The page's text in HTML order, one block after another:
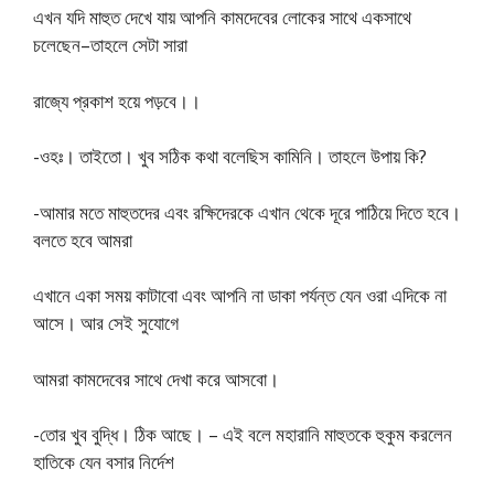
এখন যদি মাহুত দেখে যায় আপনি কামদেবের লােকের সাথে একসাথে
চলেছেন–তাহলে সেটা সারা
রাজ্যে প্রকাশ হয়ে পড়বে।।
-ওহঃ। তাইতাে। খুব সঠিক কথা বলেছিস কামিনি। তাহলে উপায় কি?
-আমার মতে মাহুতদের এবং রক্ষিদেরকে এখান থেকে দূরে পাঠিয়ে দিতে হবে।
বলতে হবে আমরা
এখানে একা সময় কাটাবাে এবং আপনি না ডাকা পর্যন্ত যেন ওরা এদিকে না
আসে। আর সেই সুযােগে
আমরা কামদেবের সাথে দেখা করে আসবাে।
-তাের খুব বুদ্ধি। ঠিক আছে। – এই বলে মহারানি মাহুতকে হুকুম করলেন
হাতিকে যেন বসার নির্দেশ